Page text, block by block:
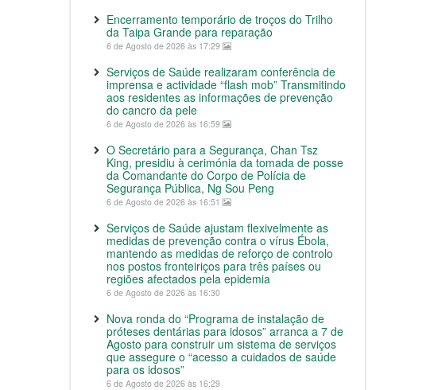
Encerramento temporário de troços do Trilho
da Taipa Grande para reparação
6 de Agosto de 2026 às 17:29
Serviços de Saúde realizaram conferência de
imprensa e actividade “flash mob” Transmitindo
aos residentes as informações de prevenção
do cancro da pele
6 de Agosto de 2026 às 16:59
O Secretário para a Segurança, Chan Tsz
King, presidiu à cerimónia da tomada de posse
da Comandante do Corpo de Polícia de
Segurança Pública, Ng Sou Peng
6 de Agosto de 2026 às 16:51
Serviços de Saúde ajustam flexivelmente as
medidas de prevenção contra o vírus Ébola,
mantendo as medidas de reforço de controlo
nos postos fronteiriços para três países ou
regiões afectados pela epidemia
6 de Agosto de 2026 às 16:30
Nova ronda do “Programa de instalação de
próteses dentárias para idosos” arranca a 7 de
Agosto para construir um sistema de serviços
que assegure o “acesso a cuidados de saúde
para os idosos”
6 de Agosto de 2026 às 16:29